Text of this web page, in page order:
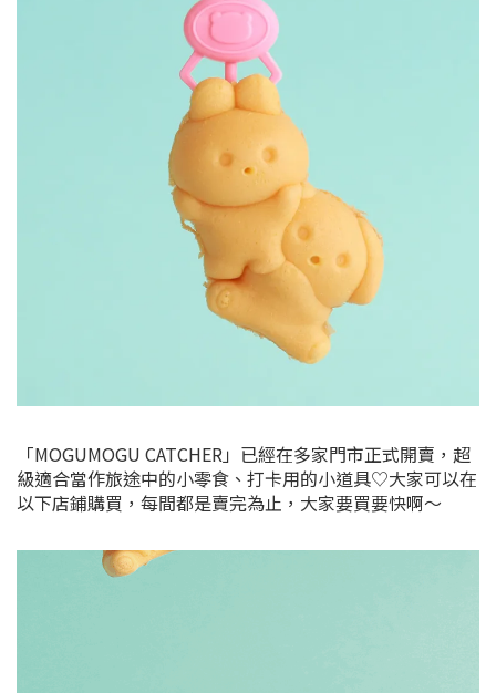
「MOGUMOGU CATCHER」已經在多家門市正式開賣，超
級適合當作旅途中的小零食、打卡用的小道具♡大家可以在
以下店鋪購買，每間都是賣完為止，大家要買要快啊～